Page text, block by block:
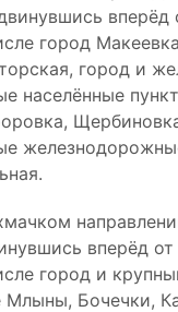
вперёд
город
город и
населённые
вперёд
город и
Бочечки,